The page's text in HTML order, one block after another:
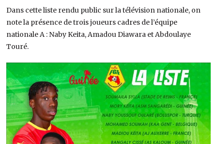
Dans cette liste rendu public sur la télévision nationale, on
note la présence de trois joueurs cadres de l’équipe
nationale A : Naby Keita, Amadou Diawara et Abdoulaye
Touré.